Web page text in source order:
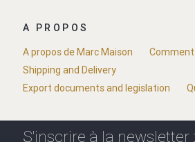
A PROPOS
A propos de Marc Maison
Shipping and Delivery
Export documents and legislation
S'inscrire à la newsletter :